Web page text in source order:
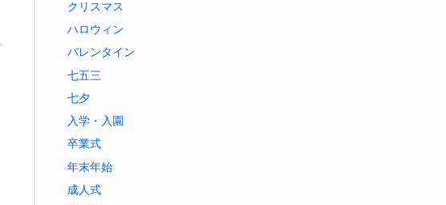
クリスマス
ハロウィン
バレンタイン
七五三
七夕
入学・入園
卒業式
年末年始
成人式